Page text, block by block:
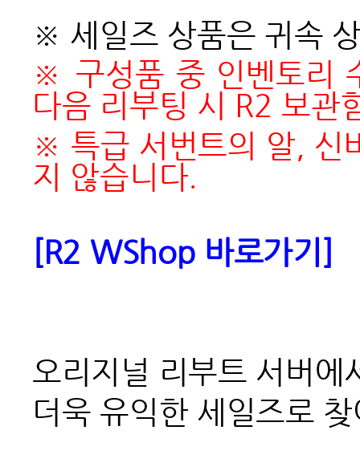
※ 세일즈 상품은 귀속
※ 구성품 중 인벤토리
다음 리부팅 시 R2 보관
※ 특급 서번트의 알, 신
지 않습니다.
[R2 WShop 바로가기]
오리지널 리부트 서버에
더욱 유익한 세일즈로